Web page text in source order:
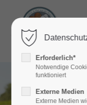
Login
Benutzername
Passwort
Erforderlich*
Notwendige
funktioniert
Externe Medien
Externe Medien